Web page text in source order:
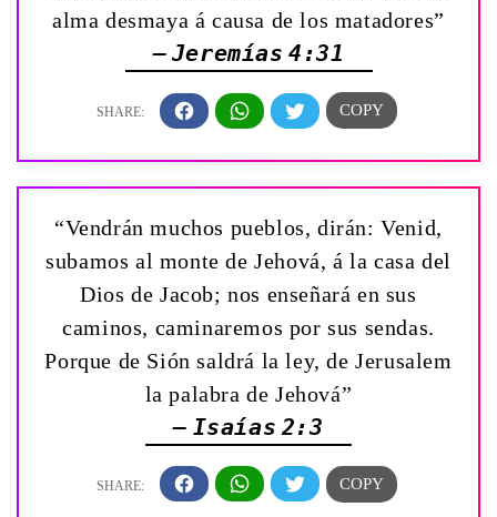
alma desmaya á causa de los matadores”
— Jeremías 4:31
“Vendrán muchos pueblos, dirán: Venid,
subamos al monte de Jehová, á la casa del
Dios de Jacob; nos enseñará en sus
caminos, caminaremos por sus sendas.
Porque de Sión saldrá la ley, de Jerusalem
la palabra de Jehová”
— Isaías 2:3